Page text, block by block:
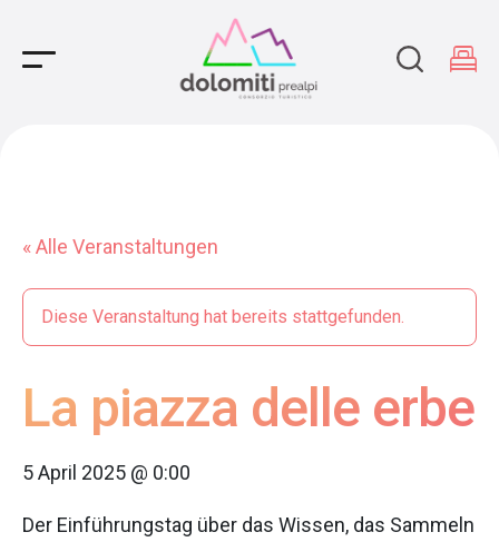
Main Navigation
« Alle Veranstaltungen
Diese Veranstaltung hat bereits stattgefunden.
La piazza delle erbe
5 April 2025 @ 0:00
Der Einführungstag über das Wissen, das Sammeln